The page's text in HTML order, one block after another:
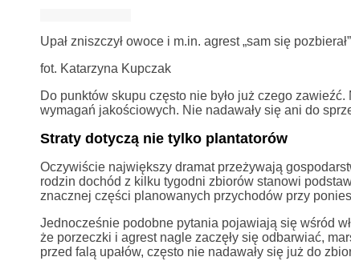
Upał zniszczył owoce i m.in. agrest „sam się
fot. Katarzyna Kupczak
Do punktów skupu często nie było już czego
wymagań jakościowych. Nie nadawały się ani do
Straty dotyczą nie tylko plantatorów
Oczywiście największy dramat przeżywają
rodzin dochód z kilku tygodni zbiorów stanowi
znacznej części planowanych przychodów przy
Jednocześnie podobne pytania pojawiają się wśród
że porzeczki i agrest nagle zaczęły się odbarwiać,
przed falą upałów, często nie nadawały się już do